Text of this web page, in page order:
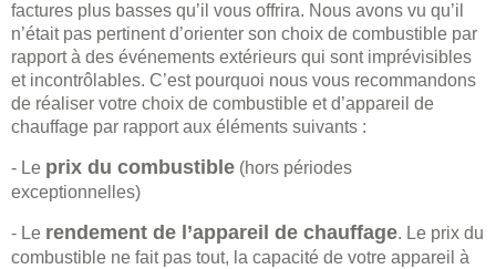
factures plus basses qu’il vous offrira. Nous avons vu qu’il
n’était pas pertinent d’orienter son choix de combustible par
rapport à des événements extérieurs qui sont imprévisibles
et incontrôlables. C’est pourquoi nous vous recommandons
de réaliser votre choix de combustible et d’appareil de
chauffage par rapport aux éléments suivants :
- Le prix du combustible (hors périodes
exceptionnelles)
- Le rendement de l’appareil de chauffage. Le prix du
combustible ne fait pas tout, la capacité de votre appareil à